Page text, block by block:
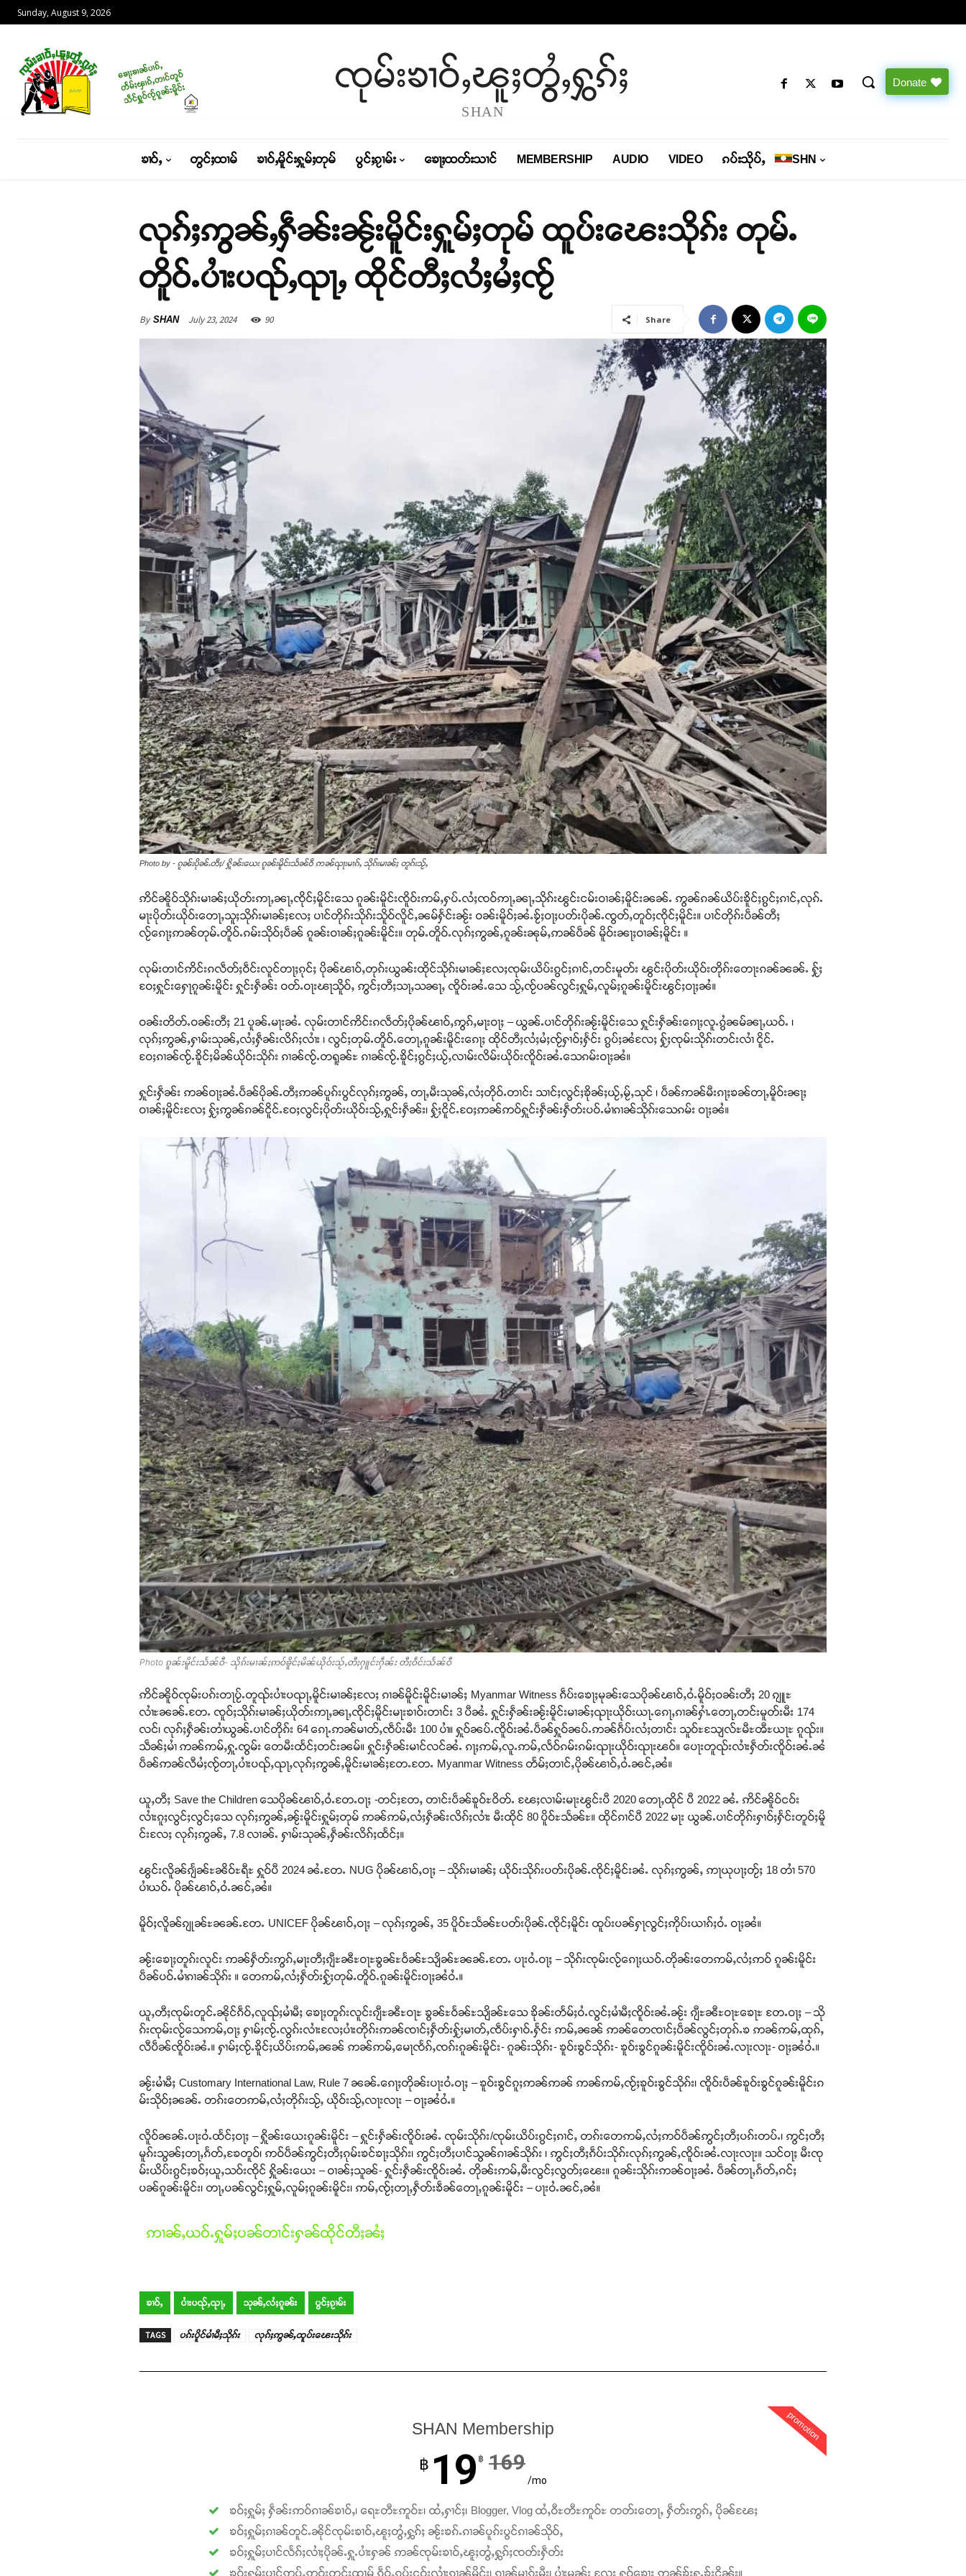
Sunday, August 9, 2026
ၸုမ်းၶၢဝ်ႇၽူႈတွႆႇႁွၵ်ႈ
SHAN
Donate
ၶၢဝ်ႇ တွင်ႈထၢမ် ၶၢဝ်ႇမိူင်းႁူမ်ႈတုမ် ပွင်ႈၵႂၢမ်း ၶေႃႈထတ်းသၢင် MEMBERSHIP AUDIO VIDEO ၵပ်းသိုပ်ႇ SHN
လုၵ်ႈဢွၼ်ႇႁဵၼ်းၼႂ်းမိူင်းႁူမ်ႈတုမ် ထူပ်းၽေးသိုၵ်း တုမ်ႉ
တိူဝ်ႉပၢႆးပၺ်ႇၺႃႇ ထိုင်တီႈလႆႈမႆႈၸႂ်
By SHAN July 23, 2024 90 Share
Photo by - ၵူၼ်းပိုၼ်ႉတီႈ/ ႁိူၼ်းယေး ၵူၼ်းမိူင်းသႅၼ်ဝီ ဢၼ်ၺႃးမၢၵ်ႇ သိုၵ်းမၢၼ်ႈ တူၵ်းသႂ်ႇ
ဢိင်ၼိူဝ်သိုၵ်းမၢၼ်ႈယိုတ်းဢႃႇၼႃႇၸိုင်ႈမိူင်းသေ ၵူၼ်းမိူင်းၸိူဝ်းဢမ်ႇႁပ်ႉလႆႈၸဝ်ဢႃႇၼႃႇသိုၵ်းၽွင်းငမ်းဝၢၼ်ႈမိူင်းၼၼ်ႉ ဢွၼ်ၵၼ်ယိပ်းၶိူင်ႈၵွင်ႈၵၢင်ႇလုၵ်ႉ
မႃးပိုတ်းယိုဝ်းတေႃႇသူႈသိုၵ်းမၢၼ်ႈလႄႈ ပၢင်တိုၵ်းသိုၵ်းသိူဝ်လိူင်ႇၼမ်ႁႅင်းၼႂ်း ဝၼ်းမိူဝ်ႈၼႆႉၶႂ်ႈဝႃႈပတ်းပိုၼ်ႉၸွတ်ႇတူဝ်ႈၸိုင်ႈမိူင်း။ ပၢင်တိုၵ်းပဵၼ်တီႈ
လႂ်ၵေႃႈဢၼ်တုမ်ႉတိူဝ်ႉၵမ်းသိုဝ်ႈပဵၼ် ၵူၼ်းဝၢၼ်ႈၵူၼ်းမိူင်း။ တုမ်ႉတိူဝ်ႉလုၵ်ႈဢွၼ်ႇၵူၼ်းၼုမ်ႇဢၼ်ပဵၼ် မိူဝ်းၼႃႈဝၢၼ်ႈမိူင်း ။
လုမ်းတၢင်ဢိင်းၵလဵတ်ႈဝဵင်းလူင်တႃႈၵုင်ႈ ပိုၼ်ၽၢဝ်ႇတုၵ်းယွၼ်းထိုင်သိုၵ်းမၢၼ်ႈလႄႈၸုမ်းယိပ်းၵွင်ႈၵၢင်ႇတင်းမူတ်း ၽွင်းပိုတ်းယိုဝ်းတိုၵ်းတေႃးၵၼ်ၼၼ်ႉ ႁႂ်ႈ
ဝႄႈႁူင်းႁေႃၵူၼ်းမိူင်း ႁူင်းႁဵၼ်း ဝတ်ႉဝႃးၽႃသိူဝ်ႇ ဢွင်ႈတီႈသႃႇသၼႃႇ ၸိူဝ်းၼႆႉသေ သႂ်ႇၸႂ်ပၼ်လွင်ႈႁူမ်ႇလူမ်ႈၵူၼ်းမိူင်းၽွင်ႈဝႃႈၼႆ။
ဝၼ်းတိတ်ႉဝၼ်းတီႈ 21 ပူၼ်ႉမႃးၼႆႉ လုမ်းတၢင်ဢိင်းၵလဵတ်ႈပိုၼ်ၽၢဝ်ႇဢွၵ်ႇမႃးဝႃႈ – ယွၼ်ႉပၢင်တိုၵ်းၼႂ်းမိူင်းသေ ႁူင်းႁဵၼ်းၵေႃႈလူႉၵွႆၼမ်ၼႃႇယဝ်ႉ ၊
လုၵ်ႈဢွၼ်ႇႁၢမ်းသုၼ်ႇလႆႈႁဵၼ်းလိၵ်ႈလၢႆး ၊ လွင်ႈတုမ်ႉတိူဝ်ႉတေႃႇၵူၼ်းမိူင်းၵေႃႈ ထိုင်တီႈလႆႈမႆႈၸႂ်ႁၢဝ်ႈႁႅင်း ၵွပ်ႈၼႆလႄႈ ႁႂ်ႈၸုမ်းသိုၵ်းတင်းလၢႆ ငိူင်ႉ
ဝႄႈၵၢၼ်ၸႂ်ႉၶိူင်ႈမိၼ်ယိုဝ်းသိုၵ်း ၵၢၼ်ၸႂ်ႉတရူၼ်ႊ ၵၢၼ်ၸႂ်ႉၶိူင်ႈၵွင်ႈယႂ်ႇလၢမ်းလိမ်းယိုဝ်းၸိူဝ်းၼႆႉသေၵမ်းဝႃႈၼႆ။
ႁူင်းႁဵၼ်း ဢၼ်ဝႃႈၼႆႉပဵၼ်ပိုၼ်ႉတီႈဢၼ်ပူၵ်းပွင်လုၵ်ႈဢွၼ်ႇ တႃႇမီးသုၼ်ႇလႆႈတိုဝ်ႉတၢင်း သၢင်ႈလွင်ႈၶိုၼ်ႈယႂ်ႇမႂ်ႇသုင် ၊ ပဵၼ်ဢၼ်မီးၵႃႈၶၼ်တႃႇမိူဝ်းၼႃႈ
ဝၢၼ်ႈမိူင်းလႄႈ ႁႂ်ႈဢွၼ်ၵၼ်ငိူင်ႉဝႄႈလွင်ႈပိုတ်းယိုဝ်းသႂ်ႇႁူင်းႁဵၼ်း၊ ႁႂ်ႈငိူင်ႉဝႄႈဢၼ်ဢဝ်ႁူင်းႁဵၼ်းႁဵတ်းပဝ်ႉမၢႆၵၢၼ်သိုၵ်းသေၵမ်း ဝႃႈၼႆ။
Photo ၵူၼ်းမိူင်းသႅၼ်ဝီ- သိုၵ်းမၢၼ်ႈဢဝ်ၶိူင်ႈမိၼ်ယိုဝ်းသႂ်ႇတီႈႁူင်းႁဵၼ်း တီႈဝဵင်းသႅၼ်ဝီ
ဢိင်ၼိူဝ်ၸုမ်းပၵ်းတႃပႂ်ႉတူၺ်းပၢႆးပၺႃႇမိူင်းမၢၼ်ႈလႄႈ ၵၢၼ်မိူင်းမိူင်းမၢၼ်ႈ Myanmar Witness ၵဵပ်းၶေႃႈမုၼ်းသေပိုၼ်ၽၢဝ်ႇဝႆႉမိူဝ်ႈဝၼ်းတီႈ 20 ၵျူႊ
လၢႆႊၼၼ်ႉတႄႉ ၸူဝ်ႈသိုၵ်းမၢၼ်ႈယိုတ်းဢႃႇၼႃႇၸိုင်ႈမိူင်းမႃးၶၢဝ်းတၢင်း 3 ပီၼႆႉ ႁူင်းႁဵၼ်းၼႂ်းမိူင်းမၢၼ်ႈၺႃးယိုဝ်းယႃႉၵေႃႇၵၢၼ်ႁၢႆႉတေႃႇတင်းမူတ်းမီး 174
လင်၊ လုၵ်ႈႁဵၼ်းတၢႆယွၼ်ႉပၢင်တိုၵ်း 64 ၵေႃႉဢၼ်မၢတ်ႇၸဵပ်းမီး 100 ပၢႆ။ ႁူဝ်ၼပ်ႉၸိူဝ်းၼႆႉပဵၼ်ႁူဝ်ၼပ်ႉဢၼ်ၵဵပ်းလႆႈတၢင်း သူဝ်ႊသျႄလ်ႊမီႊၻီႊယႃႊ ၵူၺ်း။
သဵၼ်ႈမၢႆ ဢၼ်ဢမ်ႇႁူႉၸွမ်း တေမီးထႅင်ႈတင်းၼမ်။ ႁူင်းႁဵၼ်းမၢင်လင်ၼႆႉ ၵႃႈဢမ်ႇလူႉဢမ်ႇလႅဝ်ၵမ်းၵမ်းၺႃးယိုဝ်းၺႃးၽဝ်။ ပေႃးတူၺ်းလၢႆးႁဵတ်းၸိူဝ်းၼႆႉၼႆ
ပဵၼ်ဢၼ်လီမႆႈၸႂ်တႃႇပၢႆးပၺ်ႇၺႃႇလုၵ်ႈဢွၼ်ႇမိူင်းမၢၼ်ႈတႄႉတႄႉ Myanmar Witness တႅမ်ႈတၢင်ႇပိုၼ်ၽၢဝ်ႇဝႆႉၼင်ႇၼႆ။
ယူႇတီႈ Save the Children သေပိုၼ်ၽၢဝ်ႇဝႆႉတႄႉဝႃႈ -တင်ႈတႄႇ တၢင်းပဵၼ်ၶူဝ်ႊဝိတ်ႉ ၽႄႈလၢမ်းမႃးၽွင်းပီ 2020 တေႃႇထိုင် ပီ 2022 ၼႆႉ ဢိင်ၼိူဝ်ငဝ်း
လၢႆးၵူႈလွင်ႈလွင်ႈသေ လုၵ်ႈဢွၼ်ႇၼႂ်းမိူင်းႁူမ်ႈတုမ် ဢၼ်ဢမ်ႇလႆႈႁဵၼ်းလိၵ်ႈလၢႆး မီးထိုင် 80 ပိူဝ်ႊသႅၼ်ႊ။ ထိုင်ၵၢင်ပီ 2022 မႃး ယွၼ်ႉပၢင်တိုၵ်းႁၢဝ်ႈႁႅင်းတူဝ်ႈမိူ
င်းလႄႈ လုၵ်ႈဢွၼ်ႇ 7.8 လၢၼ်ႉ ႁၢမ်းသုၼ်ႇႁဵၼ်းလိၵ်ႈထႅင်ႈ။
ၽွင်းလိူၼ်ၵျႅၼ်ႊၼိဝ်ႊရီႊ ႁူဝ်ပီ 2024 ၼႆႉတႄႉ NUG ပိုၼ်ၽၢဝ်ႇဝႃႈ – သိုၵ်းမၢၼ်ႈ ယိုဝ်းသိုၵ်းပတ်းပိုၼ်ႉၸိုင်ႈမိူင်းၼႆႉ လုၵ်ႈဢွၼ်ႇ ဢႃယုပႃႈတႂ်ႈ 18 တၢႆ 570
ပၢႆယဝ်ႉ ပိုၼ်ၽၢဝ်ႇဝႆႉၼင်ႇၼႆ။
မိူဝ်ႈလိူၼ်ၵျုၼ်ႊၼၼ်ႉတႄႉ UNICEF ပိုၼ်ၽၢဝ်ႇဝႃႈ – လုၵ်ႈဢွၼ်ႇ 35 ပိူဝ်ႊသႅၼ်ႊပတ်းပိုၼ်ႉၸိုင်ႈမိူင်း ထူပ်းပၼ်ႁႃလွင်ႈဢိုပ်းယၢၵ်ႈဝႆႉ ဝႃႈၼႆ။
ၼႂ်းၶေႃႈတူၵ်းလူင်း ဢၼ်ႁဵတ်းဢွၵ်ႇမႃးတီႈၵျီႊၼီႊဝႃႊၶွၼ်ႊဝႅၼ်ႊသျိၼ်ႊၼၼ်ႉတႄႉ ပႃးဝႆႉဝႃႈ – သိုၵ်းၸုမ်းလႂ်ၵေႃႈယဝ်ႉတိုၼ်းတေဢမ်ႇလႆႈဢဝ် ၵူၼ်းမိူင်း
ပဵၼ်ပဝ်ႉမၢႆၵၢၼ်သိုၵ်း ။ တေဢမ်ႇလႆႈႁဵတ်းႁႂ်ႈတုမ်ႉတိူဝ်ႉၵူၼ်းမိူင်းဝႃႈၼႆဝႆႉ။
ယူႇတီႈၸုမ်းတူင်ႉၼိုင်ၵဵဝ်ႇလူၺ်ႈမၢႆမီႈ ၶေႃႈတူၵ်းလူင်းၵျီႊၼီႊဝႃႊ ၶွၼ်ႊဝႅၼ်ႊသျိၼ်ႊသေ ၶိုၼ်းတႅမ်ႈဝႆႉလွင်ႈမၢႆမီႈၸိူဝ်းၼႆႉၼႂ်း ၵျီႊၼီႊဝႃႊၶေႃႊ တႄႉဝႃႈ – သို
ၵ်းၸုမ်းလႂ်သေဢမ်ႇဝႃႈ ႁၢမ်ႈၸႂ်ႉလွၵ်းလၢႆးလႄႈပၢႆးတိုၵ်းဢၼ်ၸၢင်ႈႁဵတ်းႁႂ်ႈမၢတ်ႇၸဵပ်းႁၢဝ်ႉႁႅင်း ဢမ်ႇၼၼ် ဢၼ်တေၸၢင်ႈပဵၼ်လွင်ႈတုၵ်ႉၶ ဢၼ်ဢမ်ႇထုၵ်ႇ
လီပဵၼ်ၸိူဝ်းၼႆႉ။ ႁၢမ်ႈၸႂ်ႉၶိူင်ႈယိပ်းဢမ်ႇၼၼ် ဢၼ်ဢမ်ႇမေႃၸႅၵ်ႇၸၵ်းၵူၼ်းမိူင်း- ၵူၼ်းသိုၵ်း- ၶူဝ်းၶွင်သိုၵ်း- ၶူဝ်းၶွင်ၵူၼ်းမိူင်းၸိူဝ်းၼႆႉလႃးလႃး- ဝႃႈၼႆဝႆႉ။
ၼႂ်းမၢႆမီႈ Customary International Law, Rule 7 ၼၼ်ႉၵေႃႈတိုၼ်းပႃးဝႆႉဝႃႈ – ၶူဝ်းၶွင်ၵူႈဢၼ်ဢၼ် ဢၼ်ဢမ်ႇၸႂ်ႈၶူဝ်းၶွင်သိုၵ်း၊ ၸိူဝ်းပဵၼ်ၶူဝ်းၶွင်ၵူၼ်းမိူင်းၵ
မ်းသိုဝ်ႈၼၼ်ႉ တၵ်းတေဢမ်ႇလႆႈတိုၵ်းသႂ်ႇ ယိုဝ်းသႂ်ႇလႃးလႃး – ဝႃႈၼႆဝႆႉ။
လိူဝ်ၼၼ်ႉပႃးဝႆႉထႅင်ႈဝႃႈ – ႁိူၼ်းယေးၵူၼ်းမိူင်း – ႁူင်းႁဵၼ်းၸိူဝ်းၼႆႉ ၸုမ်းသိုၵ်း/ၸုမ်းယိပ်းၵွင်ႈၵၢင်ႇ တၵ်းတေဢမ်ႇလႆႈဢဝ်ပဵၼ်ဢွင်ႈတီႈပၵ်းတပ်ႉ၊ ဢွင်ႈတီႈ
မူၵ်းသွၼ်ႈတႃႇၵႅတ်ႇၶႄတူဝ်၊ ဢဝ်ပဵၼ်ဢွင်ႈတီႈၵုမ်းၶင်ၶႃႈသိုၵ်း၊ ဢွင်ႈတီႈပၢင်သွၼ်ၵၢၼ်သိုၵ်း ၊ ဢွင်ႈတီႈၵဵပ်းသိုၵ်းလုၵ်ႈဢွၼ်ႇၸိူဝ်းၼႆႉလႃးလႃး။ သင်ဝႃႈ မီးၸု
မ်းယိပ်းၵွင်ႈၶဝ်ႈယူႇသဝ်းၸိုင် ႁိူၼ်းယေး – ဝၢၼ်ႈသူၼ်- ႁူင်းႁဵၼ်းၸိူဝ်းၼႆႉ တိုၼ်းဢမ်ႇမီးလွင်ႈလွတ်ႈၽေး။ ၵူၼ်းသိုၵ်းဢၼ်ဝႃႈၼႆႉ ပဵၼ်တႃႇၵႅတ်ႇၵင်ႈ
ပၼ်ၵူၼ်းမိူင်း၊ တႃႇပၼ်လွင်ႈႁူမ်ႇလူမ်ႈၵူၼ်းမိူင်း၊ ဢမ်ႇၸႂ်ႈတႃႇႁဵတ်းၶဵၼ်တေႃႇၵူၼ်းမိူင်း – ပႃးဝႆႉၼင်ႇၼႆ။
ဢၢၼ်ႇယဝ်ႉႁူမ်ႈပၼ်တၢင်းႁၼ်ထိုင်တီႈၼႆႈ
ၶၢဝ်ႇ ပၢႆးပၺ်ႇၺႃႇ သုၼ်ႇလႆႈၵူၼ်း ပွင်ႈၵႂၢမ်း
TAGS ပၵ်းပိူင်မၢႆမီႈသိုၵ်း လုၵ်ႈဢွၼ်ႇထူပ်းၽေးသိုၵ်း
promotion
SHAN Membership
฿ 19 ฿ 169
/mo
ၶဝ်ႈႁူမ်ႈ ႁဵၼ်းဢဝ်ၵၢၼ်ၶၢဝ်ႇ၊ ရေႊတီႊဢူဝ်ႊ၊ ထႆႇႁၢင်ႈ၊ Blogger, Vlog ထႆႇဝီႊတီႊဢူဝ်ႊ တတ်းတေႃႇ ႁဵတ်းဢွၵ်ႇ ပိုၼ်ၽႄႈ
ၶဝ်ႈႁူမ်ႈၵၢၼ်တူင်ႉၼိုင်ၸုမ်းၶၢဝ်ႇၽူႈတွႆႇႁွၵ်ႈ ၼႂ်းၶၵ်ႉၵၢၼ်ပူၵ်းပွင်ၵၢၼ်သိုဝ်ႇ
ၶဝ်ႈႁူမ်ႈပၢင်လႅၵ်ႈလၢႆႈပိုၼ်ႉႁူႉပၢႆးႁၼ် ဢၼ်ၸုမ်းၶၢဝ်ႇၽူႈတွႆႇႁွၵ်ႈၸတ်းႁဵတ်း
ၶဝ်ႈႁူမ်ႈပၢင်ဢုပ်ႇဢူဝ်းတွင်ႈထၢမ် ၵဵဝ်ႇၵပ်းငဝ်းလၢႆးၵၢၼ်မိူင်း၊ ၵၢၼ်မၢၵ်ႈမီး၊ ပၢႆးမွၼ်း လႄႈ ႁူဝ်ၶေႃႈ ဢၼ်ၶႂ်ႈႁူႉၶႂ်ႈငိၼ်း။